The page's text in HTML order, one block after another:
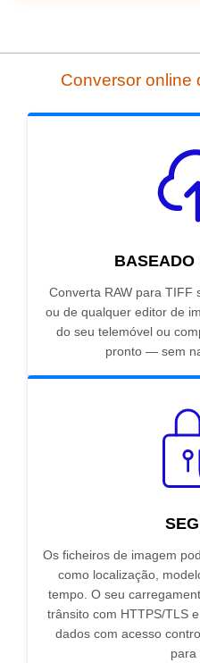
Conversor online
BASEADO
Converta RAW para TIFF
ou de qualquer editor de
do seu telemóvel ou
pronto — sem
Os ficheiros de imagem
como localização,
tempo. O seu
trânsito com HTTPS/TLS
dados com acesso
para